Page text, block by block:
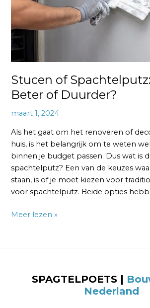
Stucen of
Beter of Duurder?
maart 1, 2024
Als het gaat om het renoveren of
huis, is het belangrijk om te weten
binnen je budget passen. Dus wat is
spachtelputz? Een van de keuzes
staan, is of je moet kiezen voor
voor spachtelputz. Beide opties
of
Duurder?
Meer lezen »
SPAGTELPOETS |
Nederland